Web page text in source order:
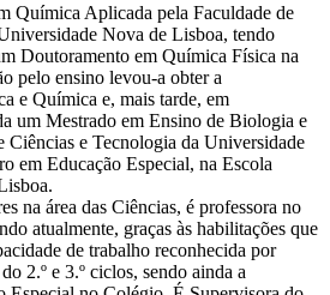
Química Aplicada pela Faculdade de
Nova de Lisboa, tendo
Doutoramento em Química Física na
pelo ensino levou-a obter a
e Química e, mais tarde, em
um Mestrado em Ensino de Biologia e
Ciências e Tecnologia da Universidade
em Educação Especial, na Escola
na área das Ciências, é professora no
atualmente, graças às habilitações que
de trabalho reconhecida por
2.º e 3.º ciclos, sendo ainda a